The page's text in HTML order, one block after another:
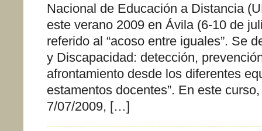
Nacional de Educación a Distancia
este verano 2009 en Ávila (6-10 de
referido al “acoso entre iguales”. Se
y Discapacidad: detección,
afrontamiento desde los diferentes
estamentos docentes”. En este
7/07/2009, […]